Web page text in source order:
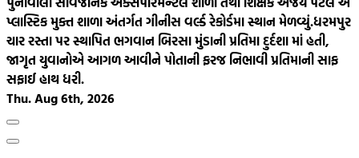
પ્લાસ્ટિક મુક્ત શાળા અંતર્ગત ગીનીસ વર્લ્ડ રેકોર્ડમા સ્થાન મેળવ્યું.ધરમપુર
ચાર રસ્તા પર સ્થાપિત ભગવાન બિરસા મુંડાની પ્રતિમા દુર્દશા માં હતી,
જાગૃત યુવાનોએ આગળ આવીને પોતાની ફરજ નિભાવી પ્રતિમાની સાફ
સફાઈ હાથ ધરી.
Thu. Aug 6th, 2026